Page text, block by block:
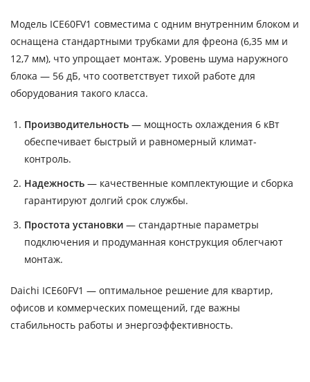
Модель ICE60FV1 совместима с одним внутренним блоком и
оснащена стандартными трубками для фреона (6,35 мм и
12,7 мм), что упрощает монтаж. Уровень шума наружного
блока — 56 дБ, что соответствует тихой работе для
оборудования такого класса.
Производительность — мощность охлаждения 6 кВт
обеспечивает быстрый и равномерный климат-
контроль.
Надежность — качественные комплектующие и сборка
гарантируют долгий срок службы.
Простота установки — стандартные параметры
подключения и продуманная конструкция облегчают
монтаж.
Daichi ICE60FV1 — оптимальное решение для квартир,
офисов и коммерческих помещений, где важны
стабильность работы и энергоэффективность.